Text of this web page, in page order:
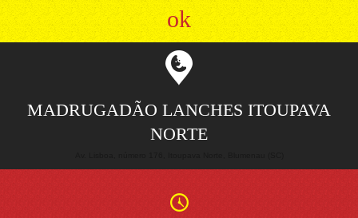
MADRUGADÃO LANCHES ITOUPAVA
NORTE